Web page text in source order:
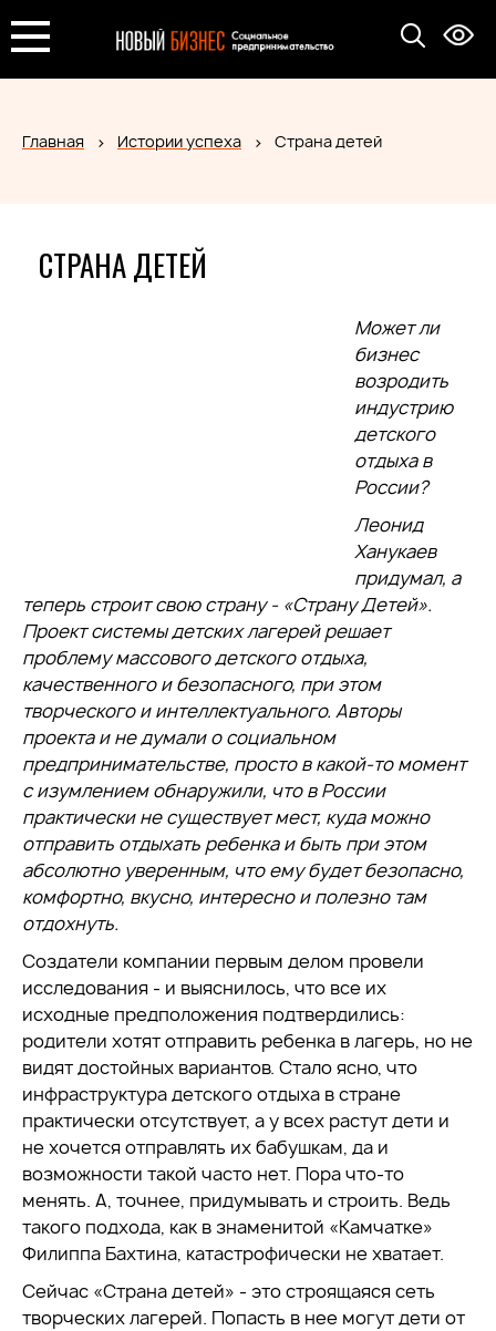
Главная Истории успеха Страна детей
СТРАНА ДЕТЕЙ
Может ли
бизнес
возродить
индустрию
детского
отдыха в
России?
Леонид
Ханукаев
придумал, а
теперь строит свою страну - «Страну Детей».
Проект системы детских лагерей решает
проблему массового детского отдыха,
качественного и безопасного, при этом
творческого и интеллектуального. Авторы
проекта и не думали о социальном
предпринимательстве, просто в какой-то момент
с изумлением обнаружили, что в России
практически не существует мест, куда можно
отправить отдыхать ребенка и быть при этом
абсолютно уверенным, что ему будет безопасно,
комфортно, вкусно, интересно и полезно там
отдохнуть.
Создатели компании первым делом провели
исследования - и выяснилось, что все их
исходные предположения подтвердились:
родители хотят отправить ребенка в лагерь, но не
видят достойных вариантов. Стало ясно, что
инфраструктура детского отдыха в стране
практически отсутствует, а у всех растут дети и
не хочется отправлять их бабушкам, да и
возможности такой часто нет. Пора что-то
менять. А, точнее, придумывать и строить. Ведь
такого подхода, как в знаменитой «Камчатке»
Филиппа Бахтина, катастрофически не хватает.
Сейчас «Страна детей» - это строящаяся сеть
творческих лагерей. Попасть в нее могут дети от